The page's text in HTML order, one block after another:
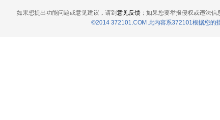
如果想提出功能问题或意见建议，请到 意见反馈 ；如果您要举报侵权或违法信
©2014 372101.COM 此内容系372101根据您的